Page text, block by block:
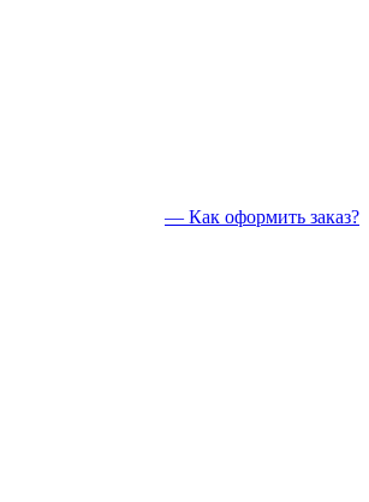
— Как оформить заказ?